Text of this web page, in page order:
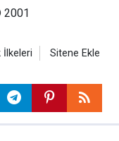
2001
İlkeleri Sitene Ekle